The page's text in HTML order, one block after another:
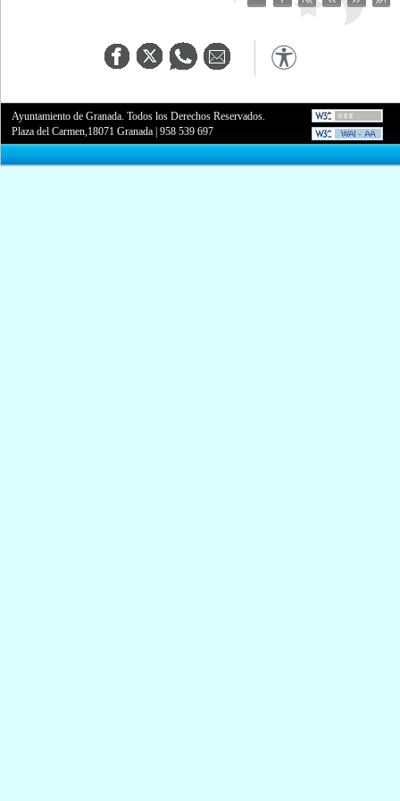
Ayuntamiento de Granada. Todos los Derechos Reservados.
Plaza del Carmen,18071 Granada |958 539 697